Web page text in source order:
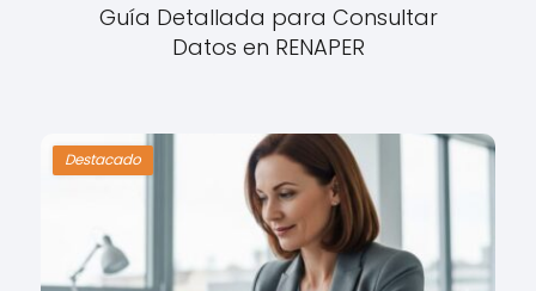
Guía Detallada para Consultar
Datos en RENAPER
Destacado